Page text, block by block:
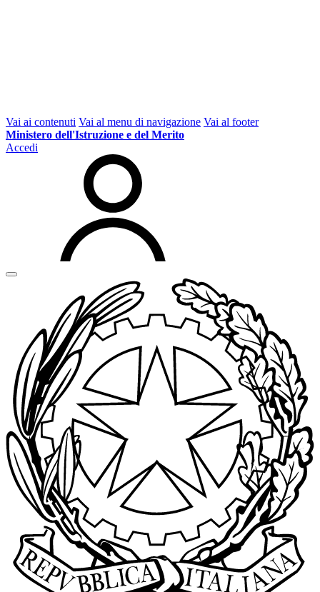
Vai ai contenuti Vai al menu di navigazione Vai al footer
Ministero dell'Istruzione e del Merito
Accedi